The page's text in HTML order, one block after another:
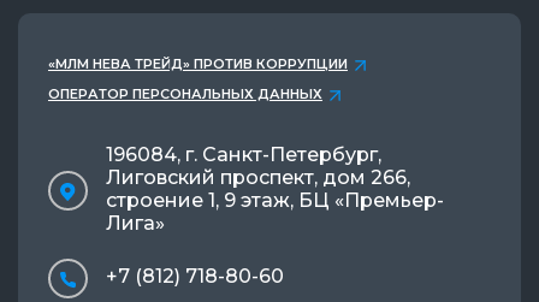
«МЛМ НЕВА ТРЕЙД» ПРОТИВ КОРРУПЦИИ
ОПЕРАТОР ПЕРСОНАЛЬНЫХ ДАННЫХ
196084, г. Санкт-Петербург,
Лиговский проспект, дом 266,
строение 1, 9 этаж, БЦ «Премьер-
Лига»
+7 (812) 718-80-60